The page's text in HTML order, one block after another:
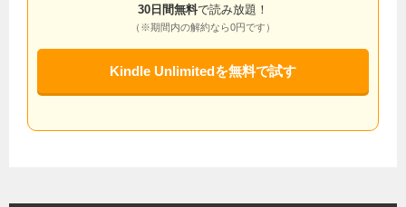
30日間無料で読み放題！
（※期間内の解約なら0円です）
Kindle Unlimitedを無料で試す